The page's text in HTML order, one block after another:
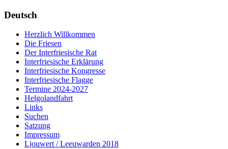
Deutsch
Herzlich Willkommen
Die Friesen
Der Interfriesische Rat
Interfriesische Erklärung
Interfriesische Kongresse
Interfriesische Flagge
Termine 2024-2027
Helgolandfahrt
Links
Suchen
Satzung
Impressum
Ljouwert / Leeuwarden 2018